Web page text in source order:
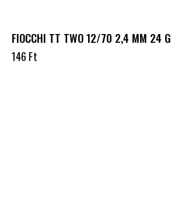
FIOCCHI TT TWO 12/70 2,4 MM 24 G
146 Ft